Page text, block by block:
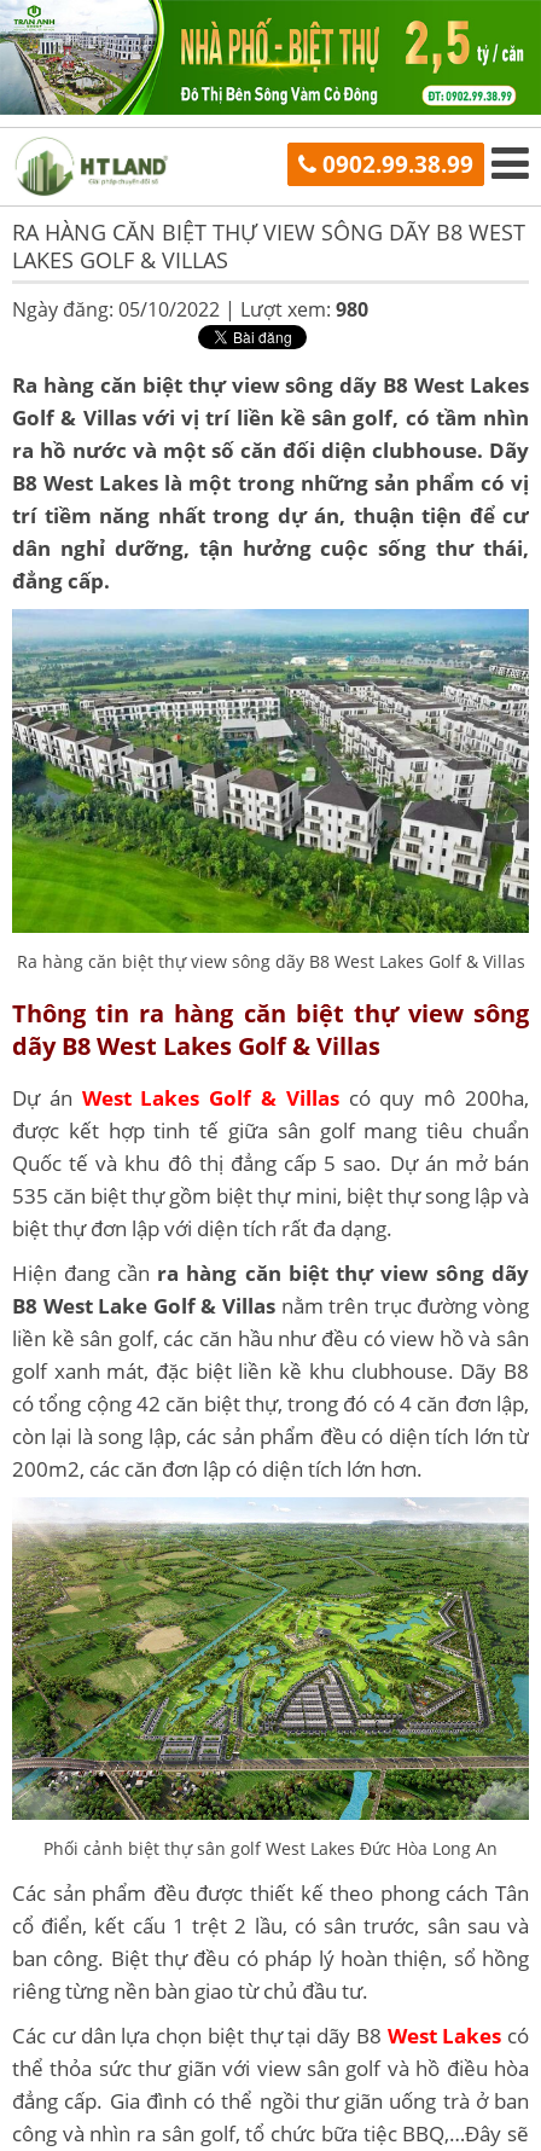
0902.99.38.99
RA HÀNG CĂN BIỆT THỰ VIEW SÔNG DÃY B8 WEST
LAKES GOLF & VILLAS
Ngày đăng: 05/10/2022 | Lượt xem: 980
Ra hàng căn biệt thự view sông dãy B8 West Lakes
Golf & Villas với vị trí liền kề sân golf, có tầm nhìn
ra hồ nước và một số căn đối diện clubhouse. Dãy
B8 West Lakes là một trong những sản phẩm có vị
trí tiềm năng nhất trong dự án, thuận tiện để cư
dân nghỉ dưỡng, tận hưởng cuộc sống thư thái,
đẳng cấp.
Ra hàng căn biệt thự view sông dãy B8 West Lakes Golf & Villas
Thông tin ra hàng căn biệt thự view sông
dãy B8 West Lakes Golf & Villas
Dự án West Lakes Golf & Villas có quy mô 200ha,
được kết hợp tinh tế giữa sân golf mang tiêu chuẩn
Quốc tế và khu đô thị đẳng cấp 5 sao. Dự án mở bán
535 căn biệt thự gồm biệt thự mini, biệt thự song lập và
biệt thự đơn lập với diện tích rất đa dạng.
Hiện đang cần ra hàng căn biệt thự view sông dãy
B8 West Lake Golf & Villas nằm trên trục đường vòng
liền kề sân golf, các căn hầu như đều có view hồ và sân
golf xanh mát, đặc biệt liền kề khu clubhouse. Dãy B8
có tổng cộng 42 căn biệt thự, trong đó có 4 căn đơn lập,
còn lại là song lập, các sản phẩm đều có diện tích lớn từ
200m2, các căn đơn lập có diện tích lớn hơn.
Phối cảnh biệt thự sân golf West Lakes Đức Hòa Long An
Các sản phẩm đều được thiết kế theo phong cách Tân
cổ điển, kết cấu 1 trệt 2 lầu, có sân trước, sân sau và
ban công. Biệt thự đều có pháp lý hoàn thiện, sổ hồng
riêng từng nền bàn giao từ chủ đầu tư.
Các cư dân lựa chọn biệt thự tại dãy B8 West Lakes có
thể thỏa sức thư giãn với view sân golf và hồ điều hòa
đẳng cấp. Gia đình có thể ngồi thư giãn uống trà ở ban
công và nhìn ra sân golf, tổ chức bữa tiệc BBQ,…Đây sẽ